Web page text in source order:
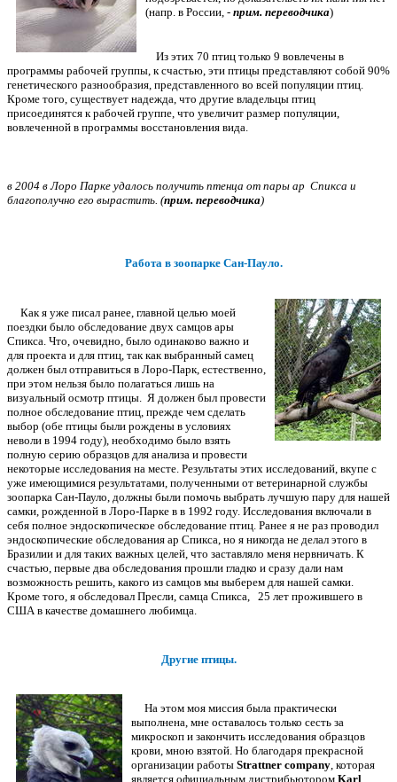
(напр. в России, - прим. переводчика)
Из этих 70 птиц только 9 вовлечены в
программы рабочей группы, к счастью, эти птицы представляют собой 90%
генетического разнообразия, представленного во всей популяции птиц.
Кроме того, существует надежда, что другие владельцы птиц
присоединятся к рабочей группе, что увеличит размер популяции,
вовлеченной в программы восстановления вида.
в 2004 в Лоро Парке удалось получить птенца от пары ар Спикса и
благополучно его вырастить. (прим. переводчика)
Работа в зоопарке Сан-Пауло.
Как я уже писал ранее, главной целью моей
поездки было обследование двух самцов ары
Спикса. Что, очевидно, было одинаково важно и
для проекта и для птиц, так как выбранный самец
должен был отправиться в Лоро-Парк, естественно,
при этом нельзя было полагаться лишь на
визуальный осмотр птицы. Я должен был провести
полное обследование птиц, прежде чем сделать
выбор (обе птицы были рождены в условиях
неволи в 1994 году), необходимо было взять
полную серию образцов для анализа и провести
некоторые исследования на месте. Результаты этих исследований, вкупе с
уже имеющимися результатами, полученными от ветеринарной службы
зоопарка Сан-Пауло, должны были помочь выбрать лучшую пару для нашей
самки, рожденной в Лоро-Парке в в 1992 году. Исследования включали в
себя полное эндоскопическое обследование птиц. Ранее я не раз проводил
эндоскопические обследования ар Спикса, но я никогда не делал этого в
Бразилии и для таких важных целей, что заставляло меня нервничать. К
счастью, первые два обследования прошли гладко и сразу дали нам
возможность решить, какого из самцов мы выберем для нашей самки.
Кроме того, я обследовал Пресли, самца Спикса, 25 лет прожившего в
США в качестве домашнего любимца.
Другие птицы.
На этом моя миссия была практически
выполнена, мне оставалось только сесть за
микроскоп и закончить исследования образцов
крови, мною взятой. Но благодаря прекрасной
организации работы Strattner company, которая
является официальным дистрибьютором Karl